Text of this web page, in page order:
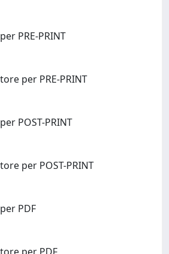
PRE-PRINT
per PRE-PRINT
POST-PRINT
per POST-PRINT
PDF